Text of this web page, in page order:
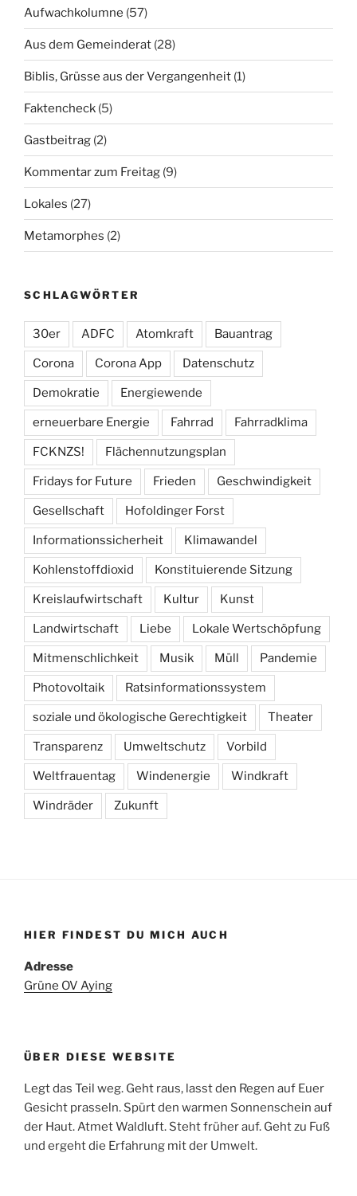
Aufwachkolumne (57)
Aus dem Gemeinderat (28)
Biblis, Grüsse aus der Vergangenheit (1)
Faktencheck (5)
Gastbeitrag (2)
Kommentar zum Freitag (9)
Lokales (27)
Metamorphes (2)
SCHLAGWÖRTER
30er ADFC Atomkraft Bauantrag
Corona Corona App Datenschutz
Demokratie Energiewende
erneuerbare Energie Fahrrad Fahrradklima
FCKNZS! Flächennutzungsplan
Fridays for Future Frieden Geschwindigkeit
Gesellschaft Hofoldinger Forst
Informationssicherheit Klimawandel
Kohlenstoffdioxid Konstituierende Sitzung
Kreislaufwirtschaft Kultur Kunst
Landwirtschaft Liebe Lokale Wertschöpfung
Mitmenschlichkeit Musik Müll Pandemie
Photovoltaik Ratsinformationssystem
soziale und ökologische Gerechtigkeit Theater
Transparenz Umweltschutz Vorbild
Weltfrauentag Windenergie Windkraft
Windräder Zukunft
HIER FINDEST DU MICH AUCH
Adresse
Grüne OV Aying
ÜBER DIESE WEBSITE
Legt das Teil weg. Geht raus, lasst den Regen auf Euer
Gesicht prasseln. Spürt den warmen Sonnenschein auf
der Haut. Atmet Waldluft. Steht früher auf. Geht zu Fuß
und ergeht die Erfahrung mit der Umwelt.